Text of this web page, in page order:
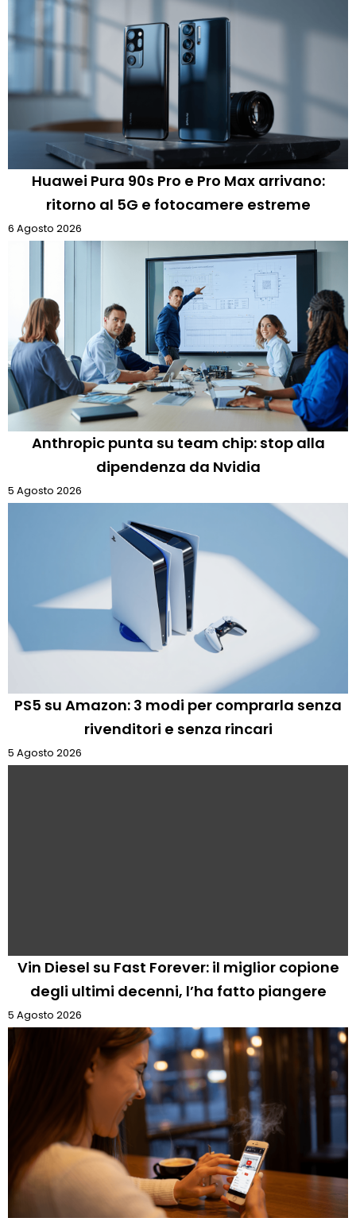
Huawei Pura 90s Pro e Pro Max arrivano:
ritorno al 5G e fotocamere estreme
6 Agosto 2026
Anthropic punta su team chip: stop alla
dipendenza da Nvidia
5 Agosto 2026
PS5 su Amazon: 3 modi per comprarla senza
rivenditori e senza rincari
5 Agosto 2026
Vin Diesel su Fast Forever: il miglior copione
degli ultimi decenni, l’ha fatto piangere
5 Agosto 2026